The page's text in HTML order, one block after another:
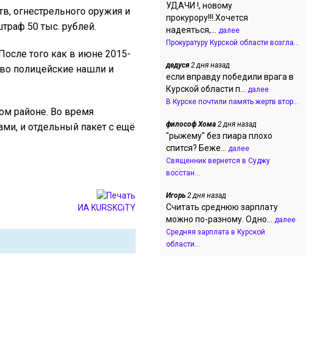
огнестрельного оружия и
50 тыс. рублей.
того как в июне 2015-
полицейские нашли и
районе. Во время
и отдельный пакет с ещё
ИА KURSKCiTY
УДАЧИ !, новому
прокурору!!!.Хочется
надеяться,... далее
Прокуратуру Курской области возгла...
дедуся2 дня назад
если вправду победили врага в
Курской области п... далее
В Курске почтили память жертв втор...
философ Хома 2 дня назад
"рыжему" без пиара плохо
спится? Беже... далее
Священник вернется в Суджу
восстан...
Игорь 2 дня назад
Считать среднюю зарплату
можно по-разному. Одно... далее
Средняя зарплата в Курской
области...